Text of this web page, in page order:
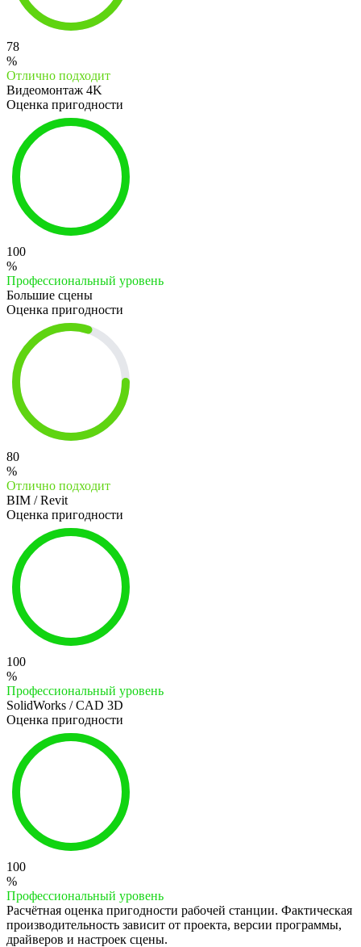
78
%
Отлично подходит
Видеомонтаж 4K
Оценка пригодности
100
%
Профессиональный уровень
Большие сцены
Оценка пригодности
80
%
Отлично подходит
BIM / Revit
Оценка пригодности
100
%
Профессиональный уровень
SolidWorks / CAD 3D
Оценка пригодности
100
%
Профессиональный уровень
Расчётная оценка пригодности рабочей станции. Фактическая
производительность зависит от проекта, версии программы,
драйверов и настроек сцены.